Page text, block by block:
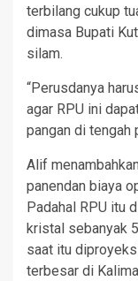
terbilang cukup
dimasa Bupati
silam.
“Perusdanya
agar RPU ini
pangan di tengah
Alif
panendan biaya
Padahal RPU itu
kristal sebanyak
saat itu
terbesar di